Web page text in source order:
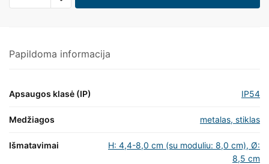
Papildoma informacija
Apsaugos klasė (IP) IP54
Medžiagos metalas, stiklas
Išmatavimai
H: 4,4-8,0 cm (su moduliu: 8,0 cm), Ø:
8,5 cm